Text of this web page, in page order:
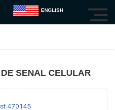
ENGLISH
SENAL CELULAR
470145